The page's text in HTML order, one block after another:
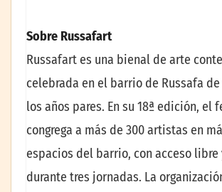
Sobre Russafart
Russafart es una bienal de arte
celebrada en el barrio de Russafa de
los años pares. En su 18ª edición, el
congrega a más de 300 artistas en
espacios del barrio, con acceso
durante tres jornadas. La